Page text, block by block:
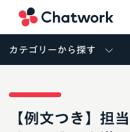
カテゴリーから探す
【例文つき】担